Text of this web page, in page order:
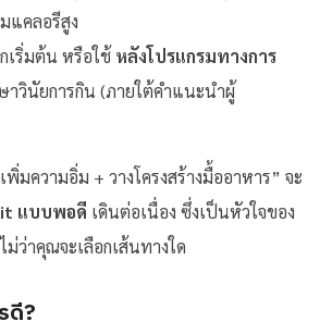
แคลอรีสูง
เริ่มต้น หรือใช้ หลังโปรแกรมทางการ
าวินัยการกิน (ภายใต้คำแนะนำผู้
มความอิ่ม + วางโครงสร้างมื้ออาหาร” จะ
แบบพอดี เดินต่อเนื่อง ซึ่งเป็นหัวใจของ
ม่ว่าคุณจะเลือกเส้นทางใด
ดี?